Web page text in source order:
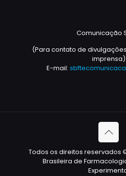
Comunicação
(Para contato de
imprensa)
E-mail:
Todos os direitos reservados
Brasileira de